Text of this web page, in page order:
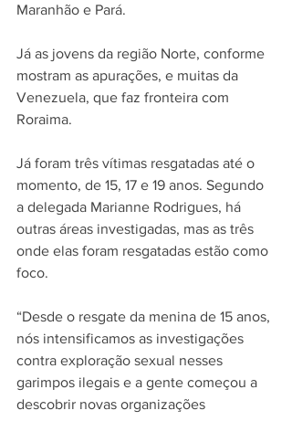
Maranhão e Pará.
Já as jovens da região Norte, conforme
mostram as apurações, e muitas da
Venezuela, que faz fronteira com
Roraima.
Já foram três vítimas resgatadas até o
momento, de 15, 17 e 19 anos. Segundo
a delegada Marianne Rodrigues, há
outras áreas investigadas, mas as três
onde elas foram resgatadas estão como
foco.
“Desde o resgate da menina de 15 anos,
nós intensificamos as investigações
contra exploração sexual nesses
garimpos ilegais e a gente começou a
descobrir novas organizações